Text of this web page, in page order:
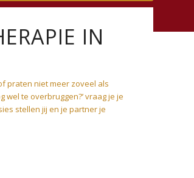
IN
praten niet meer zoveel als
te overbruggen?’ vraag je je
stellen jij en je partner je